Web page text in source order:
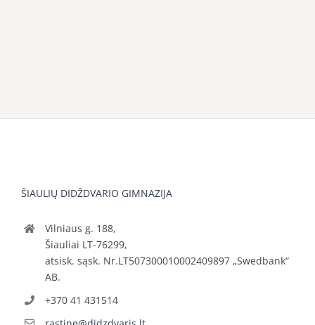
ŠIAULIŲ DIDŽDVARIO GIMNAZIJA
Vilniaus g. 188,
Šiauliai LT-76299,
atsisk. sąsk. Nr.LT507300010002409897 „Swedbank“
AB.
+370 41 431514